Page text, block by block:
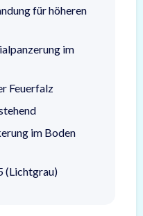
für höheren
im
Feuerfalz
im Boden
(Lichtgrau)